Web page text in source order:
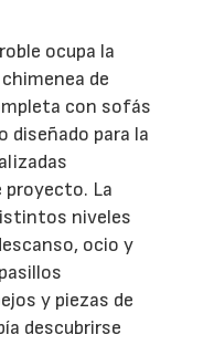
ocupa la
de
con sofás
diseñado para la
proyecto. La
niveles
ocio y
y piezas de
descubrirse